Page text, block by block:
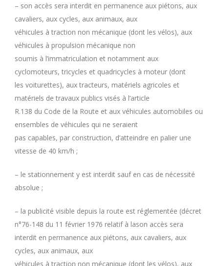
– son accès sera interdit en permanence aux piétons, aux
cavaliers, aux cycles, aux animaux, aux
véhicules à traction non mécanique (dont les vélos), aux
véhicules à propulsion mécanique non
soumis à l’immatriculation et notamment aux
cyclomoteurs, tricycles et quadricycles à moteur (dont
les voiturettes), aux tracteurs, matériels agricoles et
matériels de travaux publics visés à l’article
R.138 du Code de la Route et aux véhicules automobiles ou
ensembles de véhicules qui ne seraient
pas capables, par construction, d’atteindre en palier une
vitesse de 40 km/h ;
– le stationnement y est interdit sauf en cas de nécessité
absolue ;
– la publicité visible depuis la route est réglementée (décret
n°76-148 du 11 février 1976 relatif à lason accès sera
interdit en permanence aux piétons, aux cavaliers, aux
cycles, aux animaux, aux
véhicules à traction non mécanique (dont les vélos), aux